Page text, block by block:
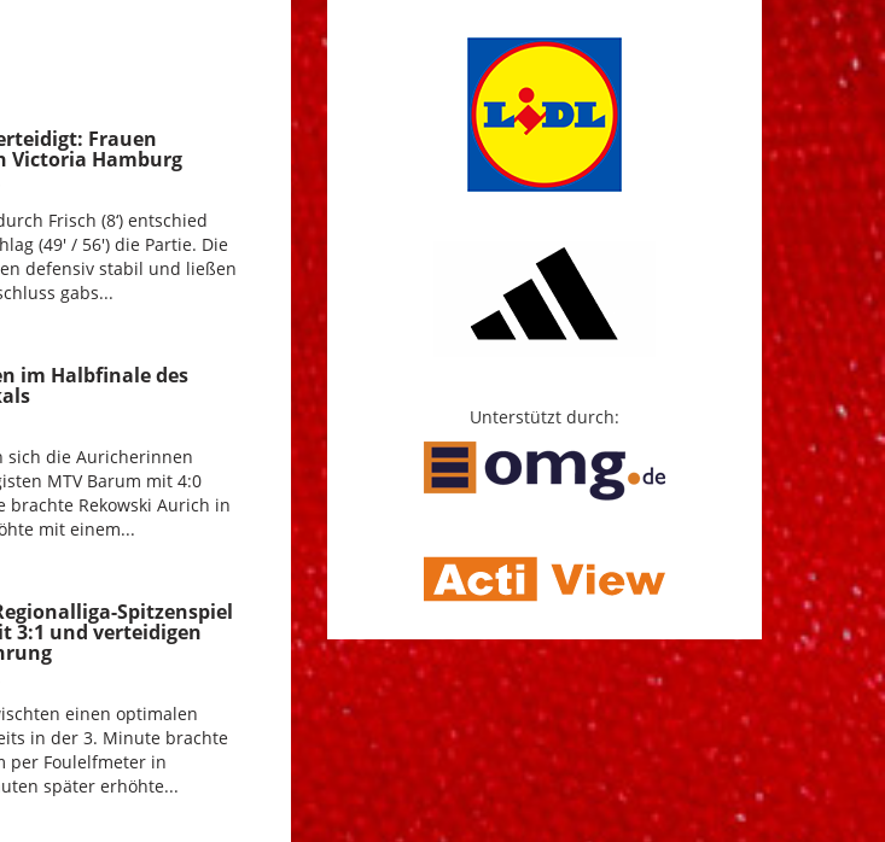
Frauen
Victoria Hamburg
Frisch (8‘) entschied
(49' / 56') die Partie. Die
defensiv stabil und ließen
gabs...
im Halbfinale des
sich die Auricherinnen
MTV Barum mit 4:0
Rekowski Aurich in
mit einem...
Spitzenspiel
3:1 und verteidigen
einen optimalen
in der 3. Minute brachte
per Foulelfmeter in
später erhöhte...
Unterstützt durch: